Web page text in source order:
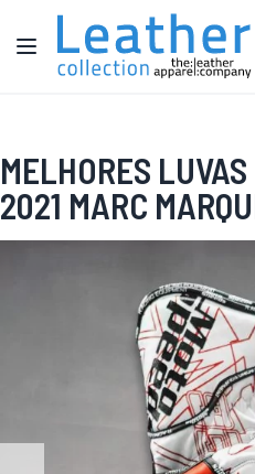
Pular para o conteúdo
Alternar Nav
MELHORES
2021 MARC